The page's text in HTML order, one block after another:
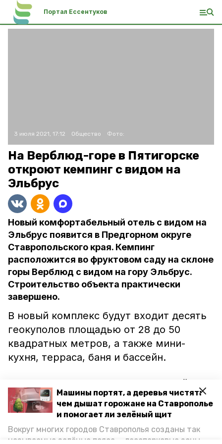
Машины портят, а деревья чистят:
чем дышат горожане на Ставрополье
и помогает ли зелёный щит
Вокруг многих городов Ставрополья созданы так
называемые зелёные пояса — лесопарковые зоны,
Портал Ессентуков
3 июля 2021, 17:12 Общество Фото:
На Верблюд-горе в Пятигорске
откроют кемпинг с видом на
Эльбрус
Новый комфортабельный отель с видом на
Эльбрус появится в Предгорном округе
Ставропольского края. Кемпинг
расположится во фруктовом саду на склоне
горы Верблюд с видом на гору Эльбрус.
Строительство объекта практически
завершено.
В новый комплекс будут входит десять
геокуполов площадью от 28 до 50
квадратных метров, а также мини-
кухня, терраса, баня и бассейн.
Глава Предгорного округа Николай
Бондаренко заявил, что новый кемпинг
будет способствовать увеличению
количества отдыхающих на
Ставрополье.